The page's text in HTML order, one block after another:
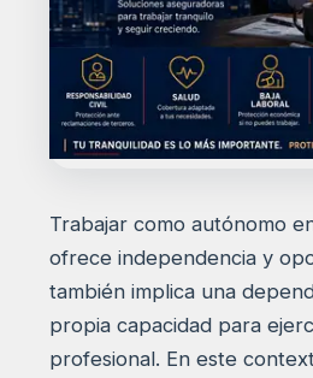
Trabajar como autónomo
ofrece independencia y
también implica una
propia capacidad para
profesional. En este